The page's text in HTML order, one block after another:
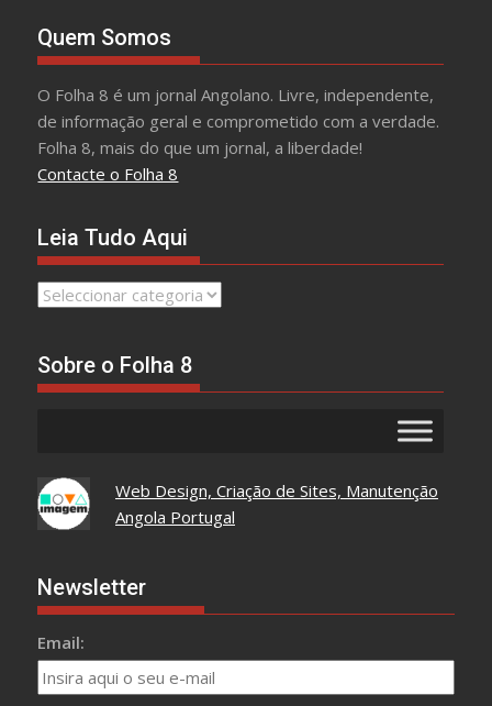
Quem Somos
O Folha 8 é um jornal Angolano. Livre, independente,
de informação geral e comprometido com a verdade.
Folha 8, mais do que um jornal, a liberdade!
Contacte o Folha 8
Leia Tudo Aqui
Leia
Sobre o Folha 8
Web Design, Criação de Sites, Manutenção
Angola Portugal
Newsletter
Email: